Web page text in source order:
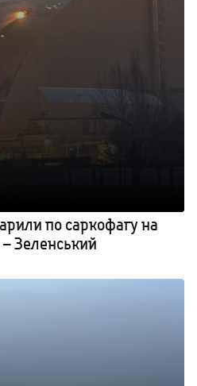
по саркофагу на
Зеленський